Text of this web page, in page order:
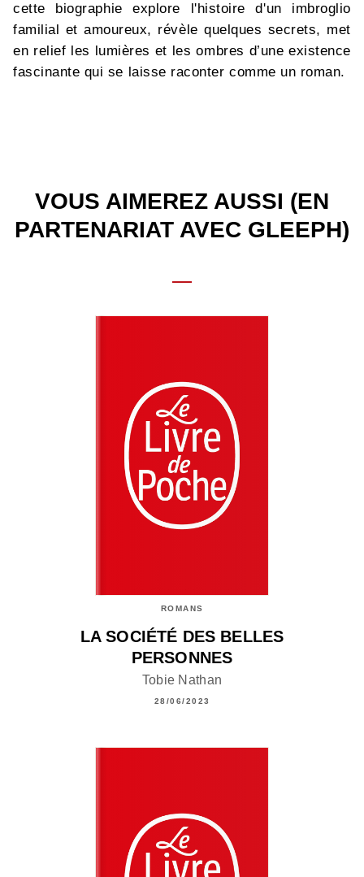
cette biographie explore l'histoire d'un imbroglio
familial et amoureux, révèle quelques secrets, met
en relief les lumières et les ombres d’une existence
fascinante qui se laisse raconter comme un roman.
VOUS AIMEREZ AUSSI (EN
PARTENARIAT AVEC GLEEPH)
ROMANS
LA SOCIÉTÉ DES BELLES
PERSONNES
Tobie Nathan
28/06/2023